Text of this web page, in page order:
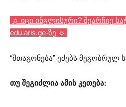
☼ იცი ინგლისური? შეარჩიე
edu.aris.ge-ზე ☼
“შთაგონება” ეძებს მეგობრულ
თუ შეგიძლია ამის კეთება: